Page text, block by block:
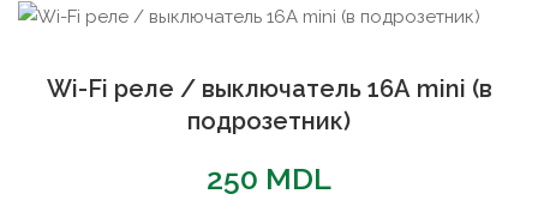
Wi-Fi реле / выключатель 16А mini (в
подрозетник)
250 MDL